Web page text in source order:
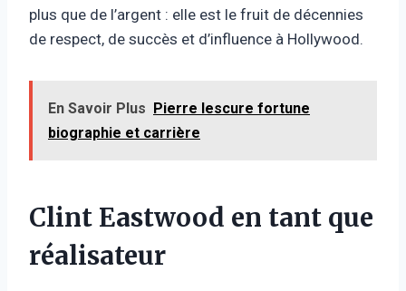
plus que de l’argent : elle est le fruit de décennies
de respect, de succès et d’influence à Hollywood.
En Savoir Plus Pierre lescure fortune
biographie et carrière
Clint Eastwood en tant que
réalisateur